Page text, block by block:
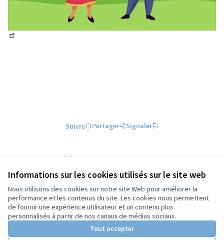
Informations sur les cookies utilisés sur le site web
Nous utilisons des cookies sur notre site Web pour améliorer la
performance et les contenus du site. Les cookies nous permettent
de fournir une expérience utilisateur et un contenu plus
personnalisés à partir de nos canaux de médias sociaux.
Tout accepter
Suivre Partager Signaler
Référence : tours-PROP-2023-05-894
voir les autres versions
Vérifiez l'empreinte numérique
Conditions d'utilisation
Paramètres des cookies